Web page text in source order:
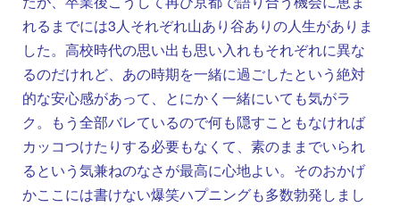
れるまでには3人それぞれ山あり谷ありの人生がありま
した。高校時代の思い出も思い入れもそれぞれに異な
るのだけれど、あの時期を一緒に過ごしたという絶対
的な安心感があって、とにかく一緒にいても気がラ
ク。もう全部バレているので何も隠すこともなければ
カッコつけたりする必要もなくて、素のままでいられ
るという気兼ねのなさが最高に心地よい。そのおかげ
かここには書けない爆笑ハプニングも多数勃発しまし